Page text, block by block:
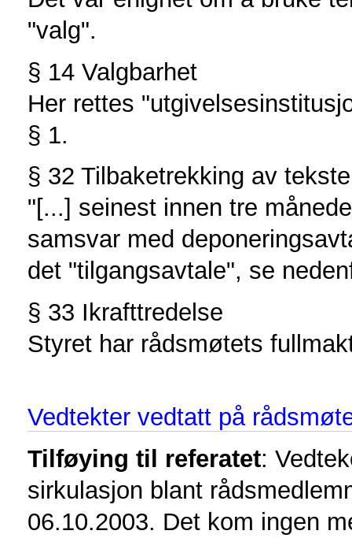
"valg".
§ 14 Valgbarhet
Her rettes
§ 1.
§ 32 Tilbaketrekking av
"[...] seinest innen tre
samsvar med
det "tilgangsavtale", se
§ 33 Ikrafttredelse
Styret har rådsmøtets
Vedtekter vedtatt på
Tilføying til referatet:
sirkulasjon blant
06.10.2003. Det kom ingen